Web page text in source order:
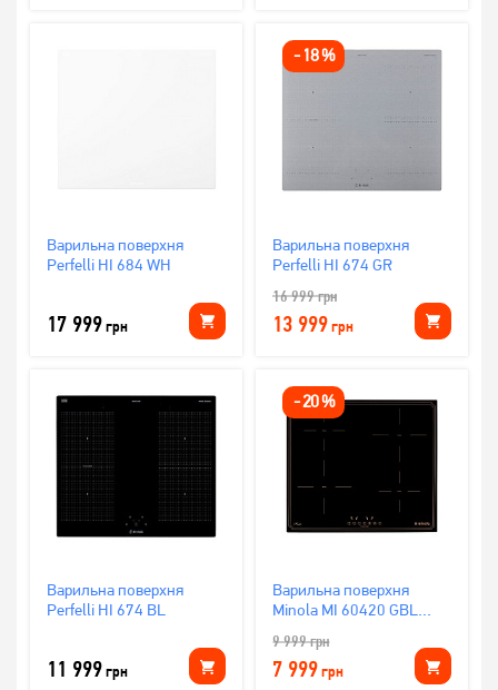
Варильна поверхня
Perfelli HI 684 WH
17 999грн
- 18%
Варильна поверхня
Perfelli HI 674 GR
16 999грн
13 999грн
Варильна поверхня
Perfelli HI 674 BL
11 999грн
-20%
Варильна поверхня
Minola MI 60420 GBL
9 999грн
7 999грн